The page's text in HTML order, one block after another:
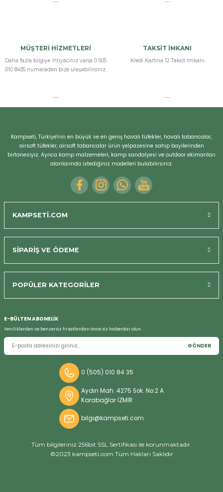
MÜŞTERİ HİZMETLERİ
Daha fazla bilgiye ihtiyacınız varsa 0 505
010 8435 numaradan bize ulaşabilirsiniz.
TAKSİT İMKANI
Kredi Kartına 12 Taksit İmkanı
Kampseti, Türkiye'nin en büyük ve en geniş havalı tüfekler, havalı tabancalar,
airsoft tüfekler, airsoft tabancalar ürün yelpazesine sahip bayilerinden
birtanesiyiz. Ayrıca kamp malzemeleri, kamp sandalyesi ve outdoor ekimanları
alanlarında istediğiniz modelleri bulabilirsiniz.
KAMPSETİ.COM
SİPARİŞ VE ÖDEME
POPÜLER KATEGORİLER
E-BÜLTEN ABONELİK
Yeniliklerden ve benzersiz fırsatlardan önce siz haberdar olun.
GÖNDER
0 (505) 010 84 35
Aydın Mah. 4275 Sok. No:2 A
Karabağlar İZMİR
bilgi@kampseti.com
Tüm bilgileriniz 256bit SSL Sertifikası ile korunmaktadır.
©2023 kampseti.com Tüm Hakları Saklıdır
Bizi Arayın